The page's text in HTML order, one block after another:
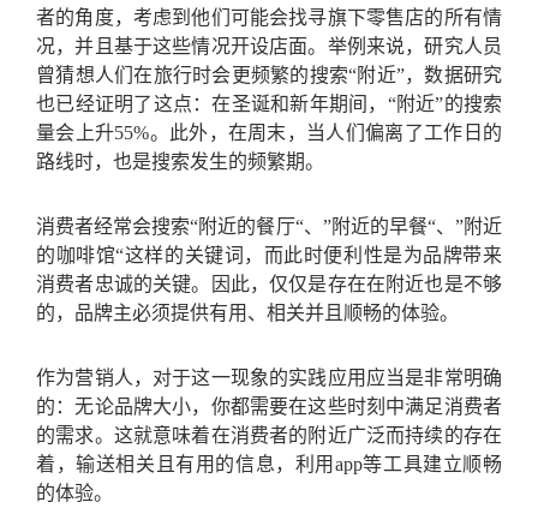
者的角度，考虑到他们可能会找寻旗下零售店的所有情
况，并且基于这些情况开设店面。举例来说，研究人员
曾猜想人们在旅行时会更频繁的搜索“附近”，数据研究
也已经证明了这点：在圣诞和新年期间，“附近”的搜索
量会上升55%。此外，在周末，当人们偏离了工作日的
路线时，也是搜索发生的频繁期。
消费者经常会搜索“附近的餐厅“、”附近的早餐“、”附近
的咖啡馆“这样的关键词，而此时便利性是为品牌带来
消费者忠诚的关键。因此，仅仅是存在在附近也是不够
的，品牌主必须提供有用、相关并且顺畅的体验。
作为营销人，对于这一现象的实践应用应当是非常明确
的：无论品牌大小，你都需要在这些时刻中满足消费者
的需求。这就意味着在消费者的附近广泛而持续的存在
着，输送相关且有用的信息，利用app等工具建立顺畅
的体验。